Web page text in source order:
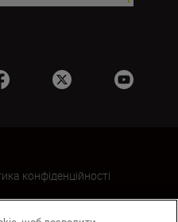
конфіденційності